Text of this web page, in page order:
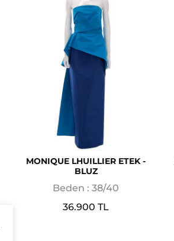
MONIQUE LHUILLIER ETEK -
BLUZ
Beden : 38/40
36.900 TL